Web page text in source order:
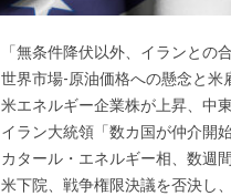
「無条件降伏以外、イランとの
世界市場-原油価格への懸念と米
米エネルギー企業株が上昇、中
イラン大統領「数カ国が仲介開
カタール・エネルギー相、数週
米下院、戦争権限決議を否決し